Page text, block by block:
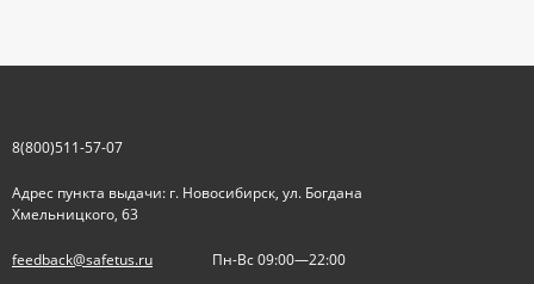
8(800)511-57-07
Адрес пункта выдачи: г. Новосибирск, ул. Богдана
Хмельницкого, 63
feedback@safetus.ru Пн-Вс 09:00—22:00